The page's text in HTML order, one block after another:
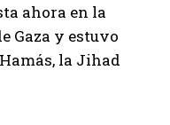
ahora en la
Gaza y estuvo
la Jihad